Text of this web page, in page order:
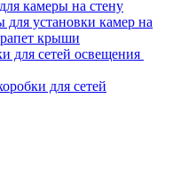
камеры на стену
установки камер на
крыши
для сетей освещения
для сетей